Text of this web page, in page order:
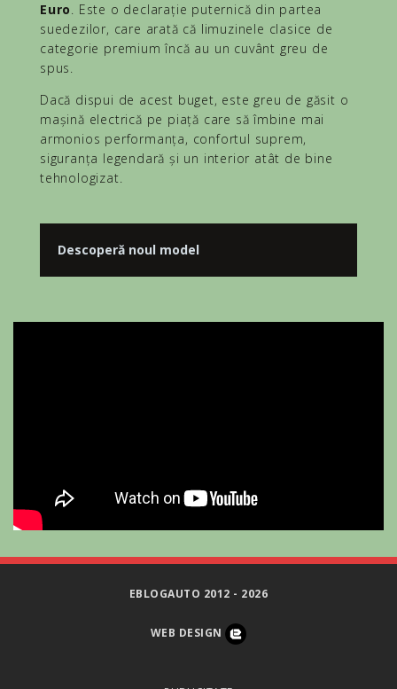
Euro. Este o declarație puternică din partea
suedezilor, care arată că limuzinele clasice de
categorie premium încă au un cuvânt greu de
spus.
Dacă dispui de acest buget, este greu de găsit o
mașină electrică pe piață care să îmbine mai
armonios performanța, confortul suprem,
siguranța legendară și un interior atât de bine
tehnologizat.
Descoperă noul model
EBLOGAUTO 2012 - 2026
WEB DESIGN